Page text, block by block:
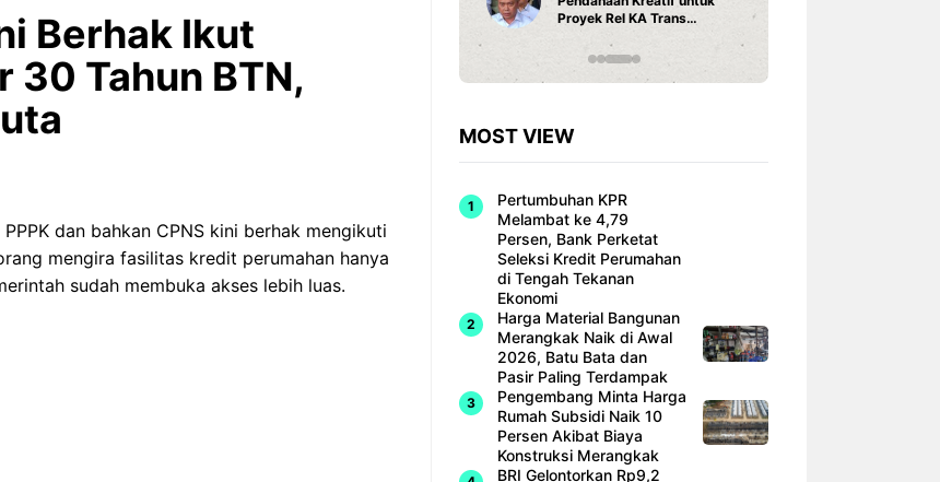
Berhak Ikut
30 Tahun BTN,
dan bahkan CPNS kini berhak mengikuti
mengira fasilitas kredit perumahan hanya
sudah membuka akses lebih luas.
Guyuran Dana Pemerintah
Rp276 Triliun
Proyek Rel KA Trans
MOST VIEW
Pertumbuhan KPR
Melambat ke 4,79
Persen, Bank Perketat
Seleksi Kredit Perumahan
di Tengah Tekanan
Ekonomi
Harga Material Bangunan
Merangkak Naik di Awal
2026, Batu Bata dan
Pasir Paling Terdampak
Pengembang Minta Harga
Rumah Subsidi Naik 10
Persen Akibat Biaya
Konstruksi Merangkak
BRI Gelontorkan Rp9,2